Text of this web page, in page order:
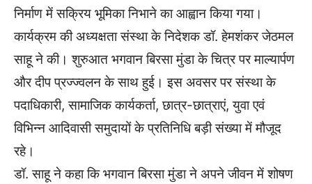
निर्माण में सक्रिय भूमिका निभाने का आह्वान किया गया।
कार्यक्रम की अध्यक्षता संस्था के निदेशक डॉ. हेमशंकर जेठमल
साहू ने की। शुरुआत भगवान बिरसा मुंडा के चित्र पर माल्यार्पण
और दीप प्रज्ज्वलन के साथ हुई। इस अवसर पर संस्था के
पदाधिकारी, सामाजिक कार्यकर्ता, छात्र-छात्राएं, युवा एवं
विभिन्न आदिवासी समुदायों के प्रतिनिधि बड़ी संख्या में मौजूद
रहे।
डॉ. साहू ने कहा कि भगवान बिरसा मुंडा ने अपने जीवन में शोषण